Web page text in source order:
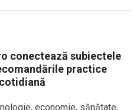
conectează subiectele
practice
economie, sănătate,